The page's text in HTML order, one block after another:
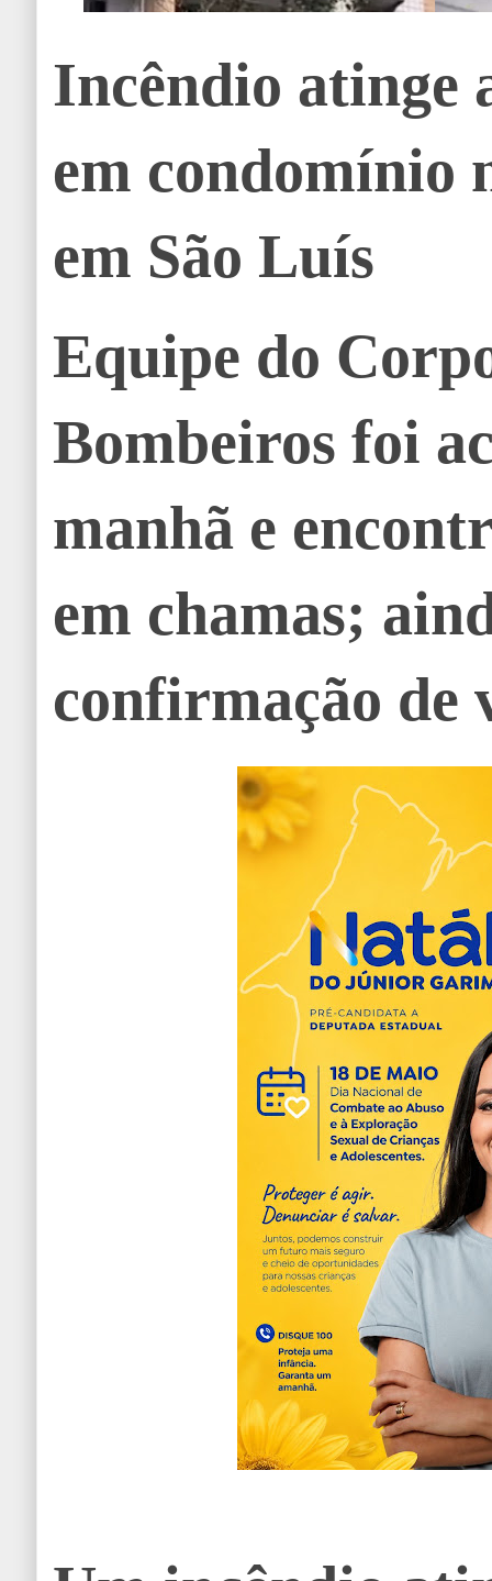
Incêndio atinge
em condomínio
em São Luís
Equipe do
Bombeiros foi
manhã e
em chamas;
confirmação de